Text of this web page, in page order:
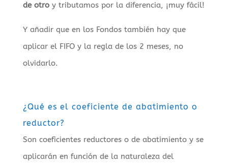
de otroy tributamos por la diferencia, ¡muy fácil!
Y añadir que en los Fondos también hay que
aplicar el FIFO y la regla de los 2 meses, no
olvidarlo.
¿Qué es el coeficiente de abatimiento o
reductor?
Son coeficientes reductores o de abatimiento y se
aplicarán en función de la naturaleza del